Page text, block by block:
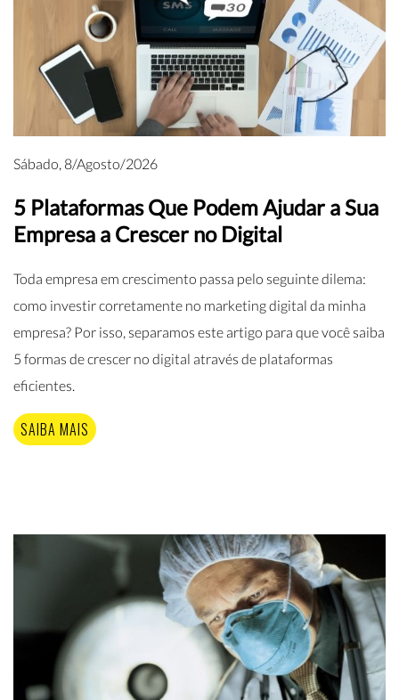
Sábado, 8/Agosto/2026
5 Plataformas Que Podem Ajudar a Sua
Empresa a Crescer no Digital
Toda empresa em crescimento passa pelo seguinte dilema:
como investir corretamente no marketing digital da minha
empresa? Por isso, separamos este artigo para que você saiba
5 formas de crescer no digital através de plataformas
eficientes.
SAIBA MAIS